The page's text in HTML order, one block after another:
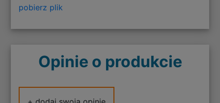
pobierz plik
Opinie o produkcie